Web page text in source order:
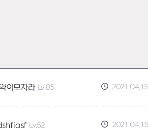
이모자라 Lv.85 2021.04.15
Lv.52 2021.04.15